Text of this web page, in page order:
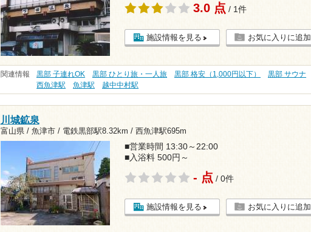
3.0 点 / 1件
施設情報を見る お気に入りに追加
関連情報 黒部 子連れOK 黒部 ひとり旅・一人旅 黒部 格安（1,000円以下） 黒部 サウナ
西魚津駅
魚津駅 越中中村駅
川城鉱泉
富山県 / 魚津市 / 電鉄黒部駅8.32km / 西魚津駅695m
■営業時間 13:30～22:00
■入浴料 500円～
- 点 / 0件
施設情報を見る お気に入りに追加